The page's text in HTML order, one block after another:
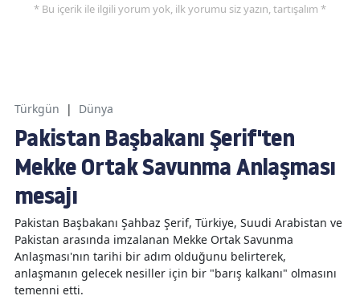
* Bu içerik ile ilgili yorum yok, ilk yorumu siz yazın, tartışalım *
Türkgün | Dünya
Pakistan Başbakanı Şerif'ten
Mekke Ortak Savunma Anlaşması
mesajı
Pakistan Başbakanı Şahbaz Şerif, Türkiye, Suudi Arabistan ve
Pakistan arasında imzalanan Mekke Ortak Savunma
Anlaşması'nın tarihi bir adım olduğunu belirterek,
anlaşmanın gelecek nesiller için bir "barış kalkanı" olmasını
temenni etti.